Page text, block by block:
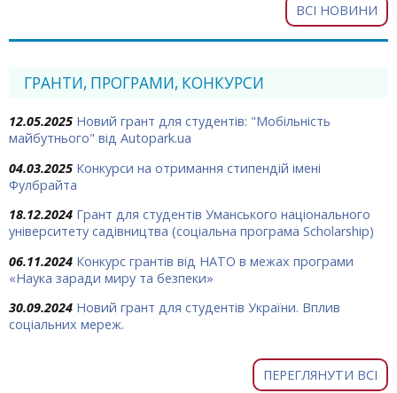
ВСІ НОВИНИ
ГРАНТИ, ПРОГРАМИ, КОНКУРСИ
12.05.2025 Новий грант для студентів: "Мобільність
майбутнього" від Autopark.ua
04.03.2025 Конкурси на отримання стипендій імені
Фулбрайта
18.12.2024 Грант для студентів Уманського національного
університету садівництва (соціальна програма Scholarship)
06.11.2024 Конкурс грантів від НАТО в межах програми
«Наука заради миру та безпеки»
30.09.2024 Новий грант для студентів України. Вплив
соціальних мереж.
ПЕРЕГЛЯНУТИ ВСІ